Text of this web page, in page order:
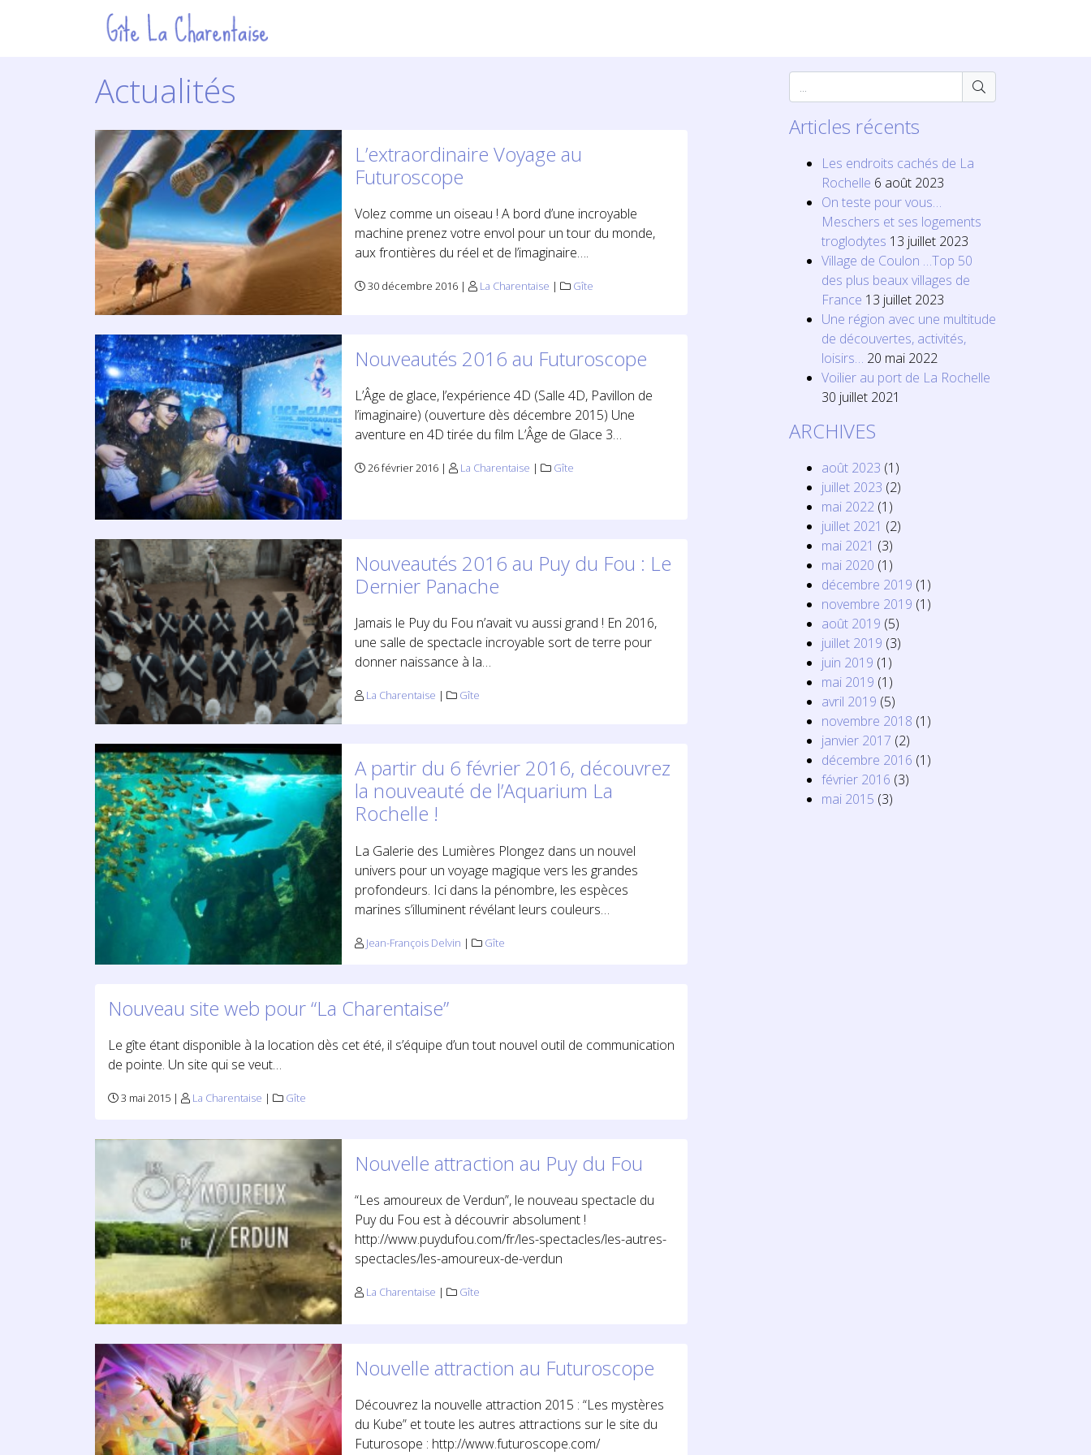
Actualités
L’extraordinaire Voyage au
Futuroscope
Volez comme un oiseau ! A bord d’une incroyable
machine prenez votre envol pour un tour du monde,
aux frontières du réel et de l’imaginaire….
30 décembre 2016 | La Charentaise | Gîte
Nouveautés 2016 au Futuroscope
L’Âge de glace, l’expérience 4D (Salle 4D, Pavillon de
l’imaginaire) (ouverture dès décembre 2015) Une
aventure en 4D tirée du film L’Âge de Glace 3…
26 février 2016 | La Charentaise | Gîte
Nouveautés 2016 au Puy du Fou : Le
Dernier Panache
Jamais le Puy du Fou n’avait vu aussi grand ! En 2016,
une salle de spectacle incroyable sort de terre pour
donner naissance à la…
La Charentaise | Gîte
A partir du 6 février 2016, découvrez
la nouveauté de l’Aquarium La
Rochelle !
La Galerie des Lumières Plongez dans un nouvel
univers pour un voyage magique vers les grandes
profondeurs. Ici dans la pénombre, les espèces
marines s’illuminent révélant leurs couleurs…
Jean-François Delvin | Gîte
Nouveau site web pour “La Charentaise”
Le gîte étant disponible à la location dès cet été, il s’équipe d’un tout nouvel outil de communication
de pointe. Un site qui se veut…
3 mai 2015 | La Charentaise | Gîte
Nouvelle attraction au Puy du Fou
“Les amoureux de Verdun”, le nouveau spectacle du
Puy du Fou est à découvrir absolument !
http://www.puydufou.com/fr/les-spectacles/les-autres-
spectacles/les-amoureux-de-verdun
La Charentaise | Gîte
Nouvelle attraction au Futuroscope
Découvrez la nouvelle attraction 2015 : “Les mystères
du Kube” et toute les autres attractions sur le site du
Futurosope : http://www.futuroscope.com/
Articles récents
Les endroits cachés de La
Rochelle 6 août 2023
On teste pour vous…
Meschers et ses logements
troglodytes 13 juillet 2023
Village de Coulon …Top 50
des plus beaux villages de
France 13 juillet 2023
Une région avec une multitude
de découvertes, activités,
loisirs… 20 mai 2022
Voilier au port de La Rochelle
30 juillet 2021
ARCHIVES
août 2023 (1)
juillet 2023 (2)
mai 2022 (1)
juillet 2021 (2)
mai 2021 (3)
mai 2020 (1)
décembre 2019 (1)
novembre 2019 (1)
août 2019 (5)
juillet 2019 (3)
juin 2019 (1)
mai 2019 (1)
avril 2019 (5)
novembre 2018 (1)
janvier 2017 (2)
décembre 2016 (1)
février 2016 (3)
mai 2015 (3)